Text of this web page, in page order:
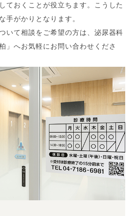
ておくことが役立ちます。こうした
手がかりとなります。
いて相談をご希望の方は、泌尿器科
」へお気軽にお問い合わせくださ